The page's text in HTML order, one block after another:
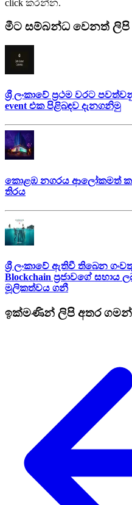
click කරන්න.
මීට සම්බන්ධ වෙනත් ලිපි
ශ්‍රී ලංකාවේ ප්‍රථම වරට
event එක පිළිබඳව දැනගනිමු
කොළඹ නගරය ආලෝකමත්
තිරය
ශ්‍රී ලංකාවේ ඇතිවී තිබෙන
Blockchain ප්‍රජාවගේ සහාය
මූලිකත්වය ග​නී
ඉක්මණින් ලිපි අතර